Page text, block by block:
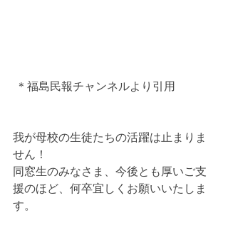
＊福島民報チャンネルより引用
我が母校の生徒たちの活躍は止まりま
せん！
同窓生のみなさま、今後とも厚いご支
援のほど、何卒宜しくお願いいたしま
す。